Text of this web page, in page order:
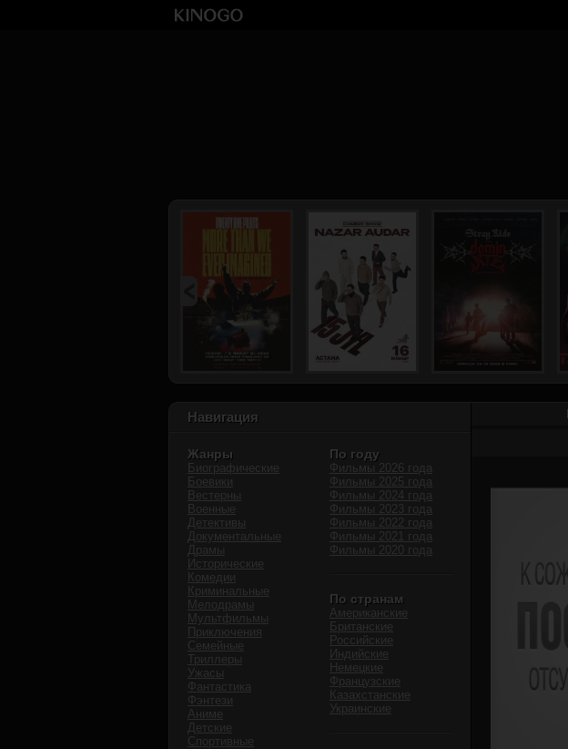
Навигация
Жанры
Биографические
Боевики
Вестерны
Военные
Детективы
Документальные
Драмы
Исторические
Комедии
Криминальные
Мелодрамы
Мультфильмы
Приключения
Семейные
Триллеры
Ужасы
Фантастика
Фэнтези
Аниме
Детские
Спортивные
По году
Фильмы 2026 года
Фильмы 2025 года
Фильмы 2024 года
Фильмы 2023 года
Фильмы 2022 года
Фильмы 2021 года
Фильмы 2020 года
По странам
Американские
Британские
Российские
Индийские
Немецкие
Французские
Казахстанские
Украинские